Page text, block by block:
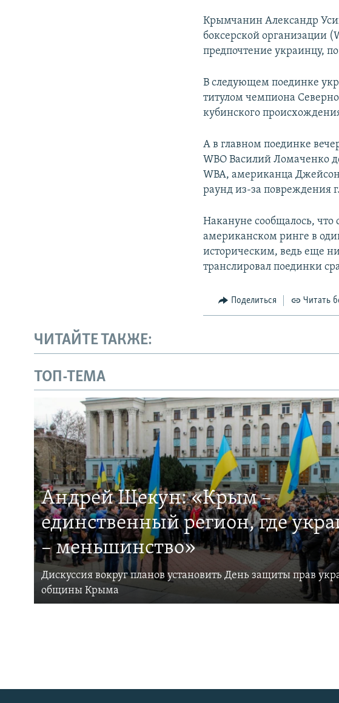
Крымчанин Александр
боксерской организации
предпочтение украинцу,
В следующем поединке
титулом чемпиона
кубинского
А в главном поединке
WBO Василий Ломаченко
WBA, американца
раунд из-за повреждения
Накануне сообщалось, что
американском ринге в
историческим, ведь еще
транслировал поединки
Поделиться Читать
ЧИТАЙТЕ ТАКЖЕ:
ТОП-ТЕМА
Андрей Щекун: «Крым –
единственный регион, где
– меньшинство»
Дискуссия вокруг планов установить День защиты прав
общины Крыма